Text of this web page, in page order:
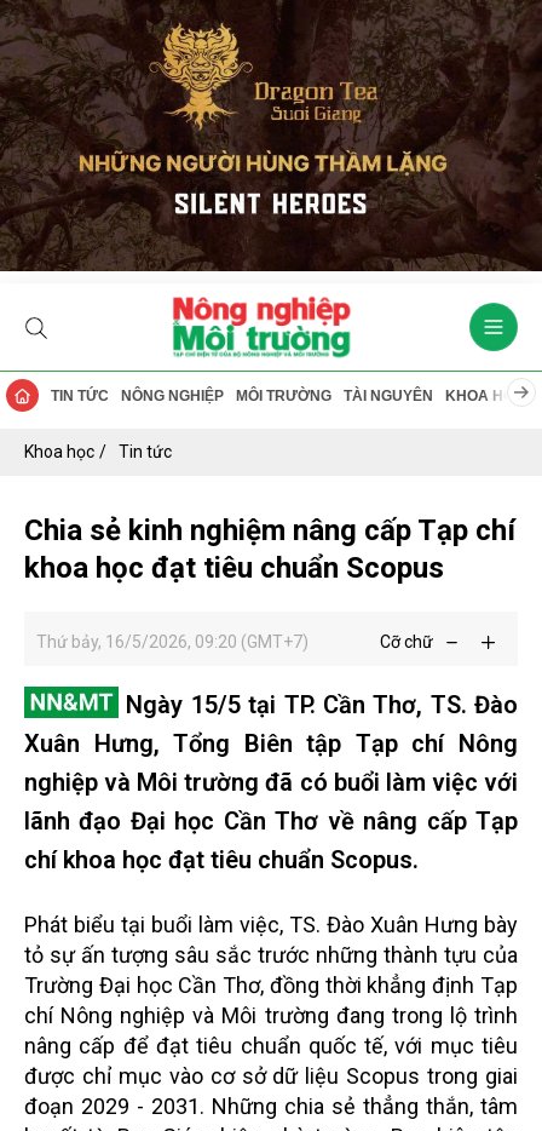
TIN TỨC NÔNG NGHIỆP MÔI TRƯỜNG TÀI NGUYÊN KHOA HỌC
Khoa học Tin tức
Chia sẻ kinh nghiệm nâng cấp Tạp chí
khoa học đạt tiêu chuẩn Scopus
Thứ bảy, 16/5/2026, 09:20 (GMT+7) Cỡ chữ
Ngày 15/5 tại TP. Cần Thơ, TS. Đào
Xuân Hưng, Tổng Biên tập Tạp chí Nông
nghiệp và Môi trường đã có buổi làm việc với
lãnh đạo Đại học Cần Thơ về nâng cấp Tạp
chí khoa học đạt tiêu chuẩn Scopus.
Phát biểu tại buổi làm việc, TS. Đào Xuân Hưng bày
tỏ sự ấn tượng sâu sắc trước những thành tựu của
Trường Đại học Cần Thơ, đồng thời khẳng định Tạp
chí Nông nghiệp và Môi trường đang trong lộ trình
nâng cấp để đạt tiêu chuẩn quốc tế, với mục tiêu
được chỉ mục vào cơ sở dữ liệu Scopus trong giai
đoạn 2029 - 2031. Những chia sẻ thẳng thắn, tâm